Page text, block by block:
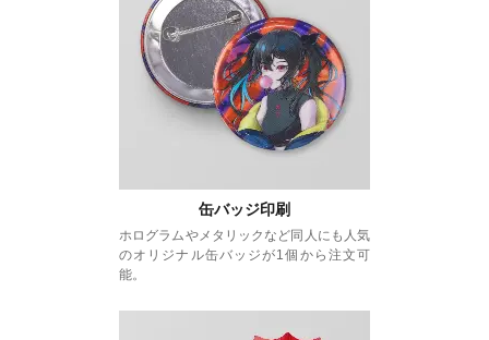
缶バッジ印刷
ホログラムやメタリックなど同人にも人気
のオリジナル缶バッジが1個から注文可
能。